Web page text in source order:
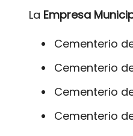
La Empresa
Cementerio
Cementerio
Cementerio
Cementerio